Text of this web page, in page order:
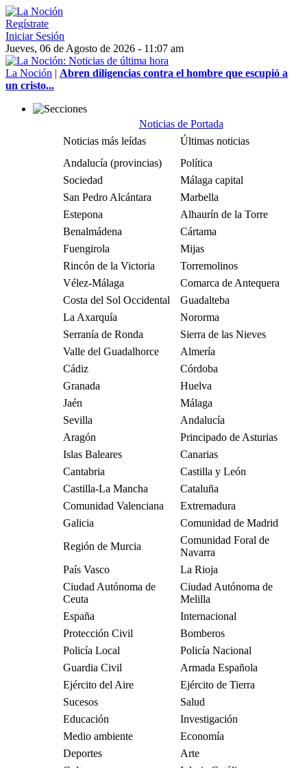
Regístrate
Iniciar Sesión
Jueves, 06 de Agosto de 2026 - 11:07 am
La Noción | Abren diligencias contra el hombre que escupió a
un cristo...
Noticias de Portada
Noticias más leídas
Últimas noticias
Andalucía (provincias)
Política
Sociedad
Málaga capital
San Pedro Alcántara
Marbella
Estepona
Alhaurín de la Torre
Benalmádena
Cártama
Fuengirola
Mijas
Rincón de la Victoria
Torremolinos
Vélez-Málaga
Comarca de Antequera
Costa del Sol Occidental
Guadalteba
La Axarquía
Nororma
Serranía de Ronda
Sierra de las Nieves
Valle del Guadalhorce
Almería
Cádiz
Córdoba
Granada
Huelva
Jaén
Málaga
Sevilla
Andalucía
Aragón
Principado de Asturias
Islas Baleares
Canarias
Cantabria
Castilla y León
Castilla-La Mancha
Cataluña
Comunidad Valenciana
Extremadura
Galicia
Comunidad de Madrid
Región de Murcia
Comunidad Foral de
Navarra
País Vasco
La Rioja
Ciudad Autónoma de
Ceuta
Ciudad Autónoma de
Melilla
España
Internacional
Protección Civil
Bomberos
Policía Local
Policía Nacional
Guardia Civil
Armada Española
Ejército del Aire
Ejército de Tierra
Sucesos
Salud
Educación
Investigación
Medio ambiente
Economía
Deportes
Arte